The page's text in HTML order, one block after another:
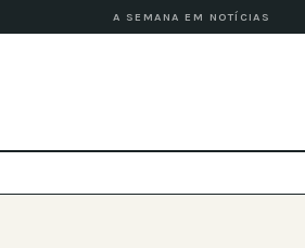
A SEMANA EM NOTÍCIAS